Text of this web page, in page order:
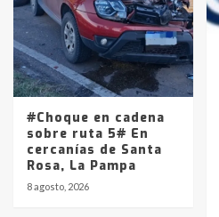
#Choque en cadena
sobre ruta 5# En
cercanías de Santa
Rosa, La Pampa
8 agosto, 2026